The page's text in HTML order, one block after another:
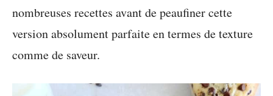
nombreuses recettes avant de peaufiner cette
version absolument parfaite en termes de texture
comme de saveur.